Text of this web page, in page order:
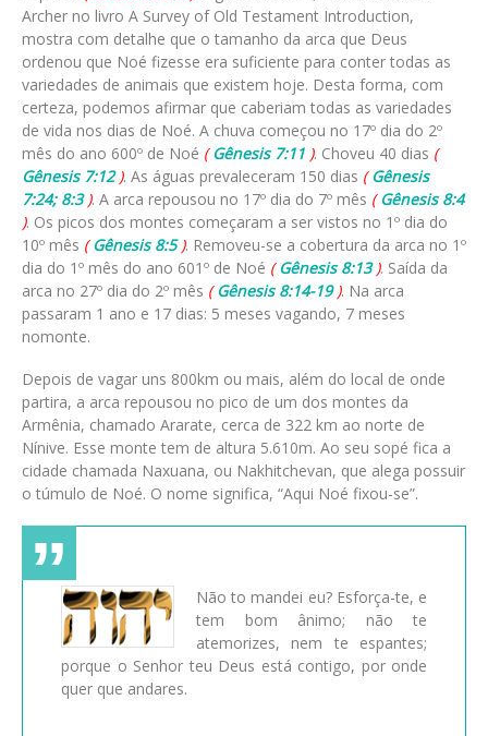
Archer no livro A Survey of Old Testament Introduction,
mostra com detalhe que o tamanho da arca que Deus
ordenou que Noé fizesse era suficiente para conter todas as
variedades de animais que existem hoje. Desta forma, com
certeza, podemos afirmar que caberiam todas as variedades
de vida nos dias de Noé. A chuva começou no 17º dia do 2º
mês do ano 600º de Noé (Gênesis 7:11 ). Choveu 40 dias (
Gênesis 7:12). As águas prevaleceram 150 dias (Gênesis
7:24; 8:3). A arca repousou no 17º dia do 7º mês (Gênesis 8:4
). Os picos dos montes começaram a ser vistos no 1º dia do
10º mês (Gênesis 8:5). Removeu-se a cobertura da arca no 1º
dia do 1º mês do ano 601º de Noé (Gênesis 8:13). Saída da
arca no 27º dia do 2º mês (Gênesis 8:14-19). Na arca
passaram 1 ano e 17 dias: 5 meses vagando, 7 meses
nomonte.
Depois de vagar uns 800km ou mais, além do local de onde
partira, a arca repousou no pico de um dos montes da
Armênia, chamado Ararate, cerca de 322 km ao norte de
Nínive. Esse monte tem de altura 5.610m. Ao seu sopé fica a
cidade chamada Naxuana, ou Nakhitchevan, que alega possuir
o túmulo de Noé. O nome significa, “Aqui Noé fixou-se”.
Não to mandei eu? Esforça-te, e
tem bom ânimo; não te
atemorizes, nem te espantes;
porque o Senhor teu Deus está contigo, por onde
quer que andares.